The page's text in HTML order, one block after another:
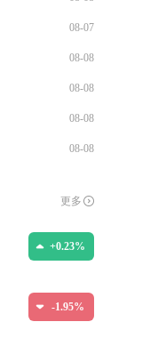
08-07
08-08
08-08
08-08
08-08
更多
+0.23%
-1.95%